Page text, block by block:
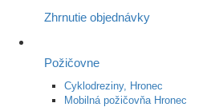
Zhrnutie objednávky
Požičovne
Cyklodreziny, Hronec
Mobilná požičovňa Hronec